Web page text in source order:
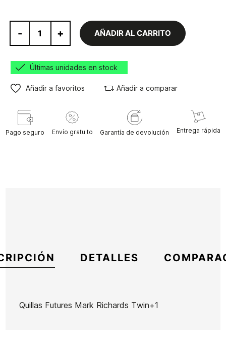
- + AÑADIR AL CARRITO
Últimas unidades en stock
Añadir a favoritos Añadir a comparar
Pago seguro Envío gratuito Garantía de devolución Entrega rápida
DETALLES
Quillas Futures Mark Richards Twin+1